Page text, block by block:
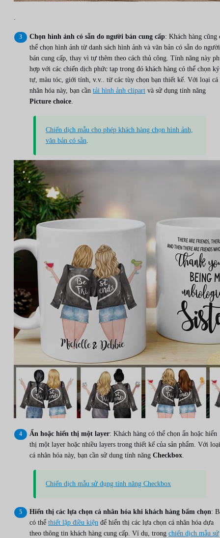
Chọn hình ảnh có sẵn do người bán cung cấp: Khách hàng cũng
thể chọn hình ảnh từ danh sách hình ảnh và văn bản có sẵn do người
bán cung cấp, thay vì tự thêm theo cách thủ công. Tính năng này
hợp với các chiến dịch phức tạp trong đó khách hàng có thể chọn ký
tự, màu tóc, giới tính, v.v.. từ các tùy chọn bạn thiết kế. Với loại cá
nhân hóa này, bạn cần tải hình ảnh clipart và sử dụng tính năng
Picture choice.
Chiến dịch mẫu cho phép khách hàng chọn hình ảnh,
văn bản có sẵn
Ẩn hoặc hiển thị một layer: Khách hàng có thể chọn ẩn hoặc hiển
thị một layer hoặc nhiều layers trong thiết kế của sản phẩm. Với loại
cá nhân hóa này, bạn cần sử dung tính năng Checkbox.
Chiến dịch mẫu sử dụng tính năng Checkbox
Hiển thị các lựa chọn cá nhân hóa khi khách hàng bấm chọn:
có thể thiết lập điều kiện để hiển thị các lựa chọn cá nhân hóa dựa
theo thông tin khách hàng cung cấp. Ví dụ, trong chiến dịch mẫu sử